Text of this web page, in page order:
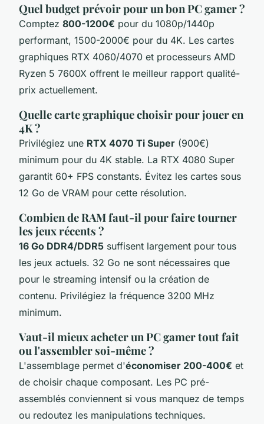
Quel budget prévoir pour un bon PC gamer ?
Comptez 800-1200€ pour du 1080p/1440p
performant, 1500-2000€ pour du 4K. Les cartes
graphiques RTX 4060/4070 et processeurs AMD
Ryzen 5 7600X offrent le meilleur rapport qualité-
prix actuellement.
Quelle carte graphique choisir pour jouer en
4K ?
Privilégiez une RTX 4070 Ti Super (900€)
minimum pour du 4K stable. La RTX 4080 Super
garantit 60+ FPS constants. Évitez les cartes sous
12 Go de VRAM pour cette résolution.
Combien de RAM faut-il pour faire tourner
les jeux récents ?
16 Go DDR4/DDR5 suffisent largement pour tous
les jeux actuels. 32 Go ne sont nécessaires que
pour le streaming intensif ou la création de
contenu. Privilégiez la fréquence 3200 MHz
minimum.
Vaut-il mieux acheter un PC gamer tout fait
ou l'assembler soi-même ?
L'assemblage permet d'économiser 200-400€ et
de choisir chaque composant. Les PC pré-
assemblés conviennent si vous manquez de temps
ou redoutez les manipulations techniques.